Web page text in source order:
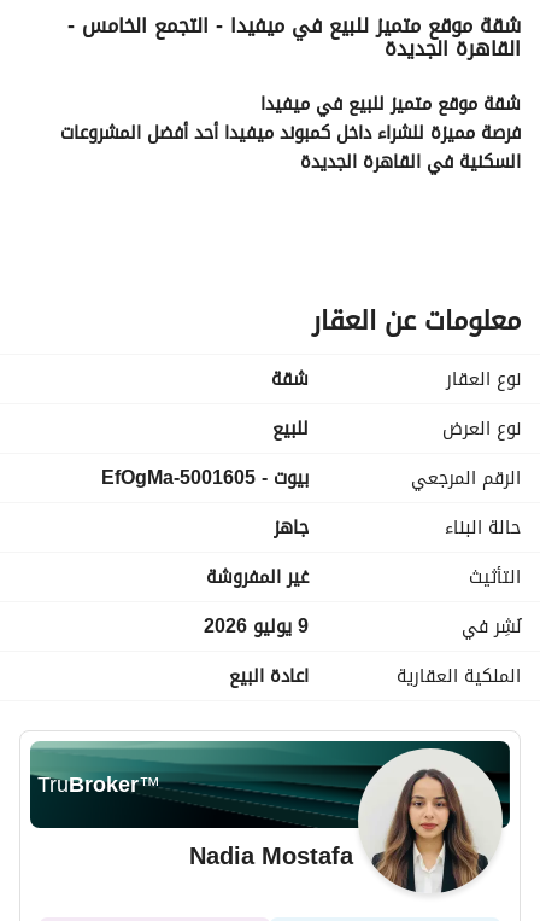
التفاصيل الاتجاهات والمؤشرات رهن عقاري
شقة موقع متميز للبيع في ميفيدا - التجمع الخامس -
القاهرة الجديدة
شقة موقع متميز للبيع في ميفيدا
السكنية في القاهرة الجديدة
وحدة فارغة
تصميم عملي ومساحات مريحة
موقع مميز قريب من الخدمات والمناطق الحيوية داخل الكمبوند
مناسبة للسكن أو الاستثمار
سعر البيع 16,000,000 جنيه
لمزيد من المعلومات يرجى الاتصال
عرض معلومات الاتصال
--------------------------------
معلومات عن العقار
نوع العقار
شقة
نوع العرض
للبيع
الرقم المرجعي
بيوت - 5001605-EfOgMa
حالة البناء
جاهز
التأثيث
غير المفروشة
نُشِر في
9 يوليو 2026
الملكية العقارية
اعادة البيع
TruBroker™
Nadia Mostafa